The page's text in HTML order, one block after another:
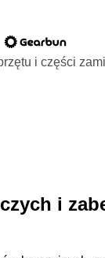
i części
i